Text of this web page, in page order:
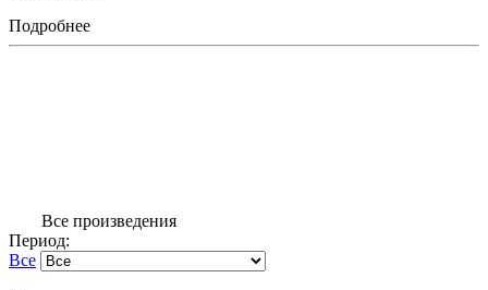
Подробнее
Все произведения
Период:
Все